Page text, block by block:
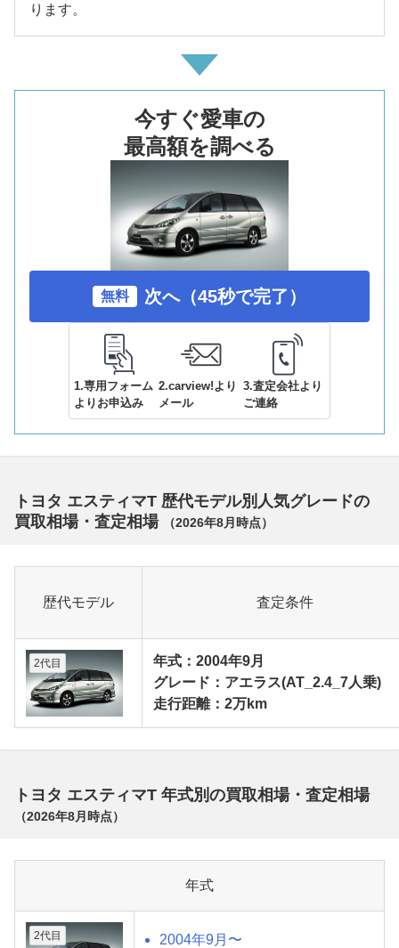
ります。
今すぐ愛車の
最高額を調べる
無料 次へ（45秒で完了）
1.専用フォーム
よりお申込み
2.carview!より
メール
3.査定会社より
ご連絡
トヨタ エスティマT 歴代モデル別人気グレードの
買取相場・査定相場
（2026年8月 時点）
歴代モデル 査定条件
2代目
年式：2004年9月
グレード：アエラス(AT_2.4_7人乗)
走行距離：2万km
トヨタ エスティマT 年式別の買取相場・査定相場
（2026年8月 時点）
年式
2代目 2004年9月〜